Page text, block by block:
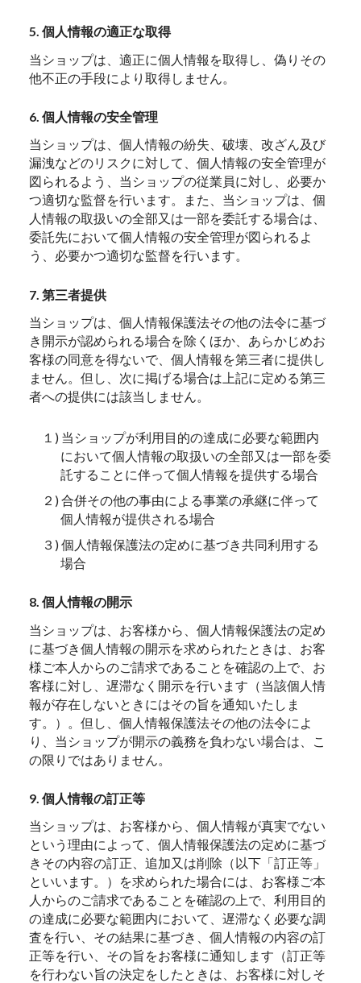
5. 個人情報の適正な取得
当ショップは、適正に個人情報を取得し、偽りその
他不正の手段により取得しません。
6. 個人情報の安全管理
当ショップは、個人情報の紛失、破壊、改ざん及び
漏洩などのリスクに対して、個人情報の安全管理が
図られるよう、当ショップの従業員に対し、必要か
つ適切な監督を行います。また、当ショップは、個
人情報の取扱いの全部又は一部を委託する場合は、
委託先において個人情報の安全管理が図られるよ
う、必要かつ適切な監督を行います。
7. 第三者提供
当ショップは、個人情報保護法その他の法令に基づ
き開示が認められる場合を除くほか、あらかじめお
客様の同意を得ないで、個人情報を第三者に提供し
ません。但し、次に掲げる場合は上記に定める第三
者への提供には該当しません。
１) 当ショップが利用目的の達成に必要な範囲内
において個人情報の取扱いの全部又は一部を委
託することに伴って個人情報を提供する場合
２) 合併その他の事由による事業の承継に伴って
個人情報が提供される場合
３) 個人情報保護法の定めに基づき共同利用する
場合
8. 個人情報の開示
当ショップは、お客様から、個人情報保護法の定め
に基づき個人情報の開示を求められたときは、お客
様ご本人からのご請求であることを確認の上で、お
客様に対し、遅滞なく開示を行います（当該個人情
報が存在しないときにはその旨を通知いたしま
す。）。但し、個人情報保護法その他の法令によ
り、当ショップが開示の義務を負わない場合は、こ
の限りではありません。
9. 個人情報の訂正等
当ショップは、お客様から、個人情報が真実でない
という理由によって、個人情報保護法の定めに基づ
きその内容の訂正、追加又は削除（以下「訂正等」
といいます。）を求められた場合には、お客様ご本
人からのご請求であることを確認の上で、利用目的
の達成に必要な範囲内において、遅滞なく必要な調
査を行い、その結果に基づき、個人情報の内容の訂
正等を行い、その旨をお客様に通知します（訂正等
を行わない旨の決定をしたときは、お客様に対しそ